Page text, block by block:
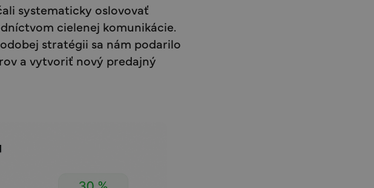
systematicky oslovovať
cielenej komunikácie.
stratégii sa nám podarilo
a vytvoriť nový predajný